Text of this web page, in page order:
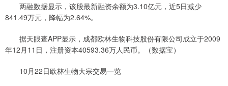
两融数据显示，该股最新融资余额为3.10亿元，近5日减少
841.49万元，降幅为2.64%。
据天眼查APP显示，成都欧林生物科技股份有限公司成立于2009
年12月11日，注册资本40593.36万人民币。（数据宝）
10月22日欧林生物大宗交易一览